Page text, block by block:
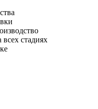
всех стадиях